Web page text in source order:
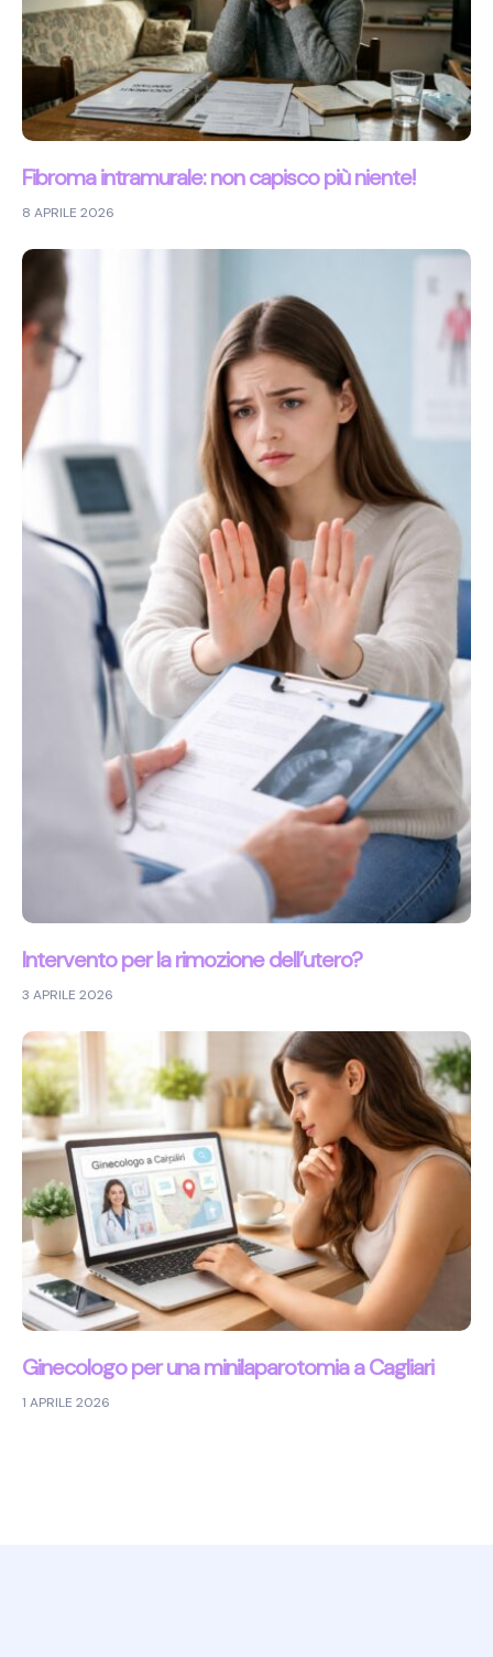
Fibroma intramurale: non capisco più niente!
8 APRILE 2026
Intervento per la rimozione dell’utero?
3 APRILE 2026
Ginecologo per una minilaparotomia a Cagliari
1 APRILE 2026